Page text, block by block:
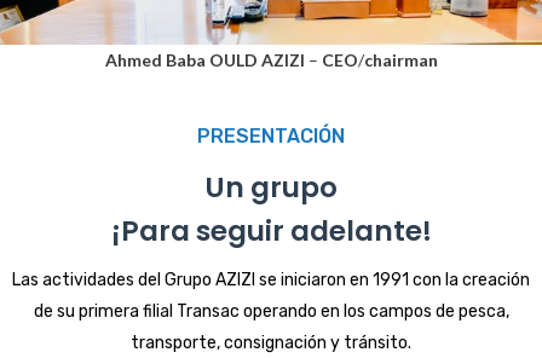
Ahmed Baba OULD AZIZI – CEO/chairman
PRESENTACIÓN
Un grupo
¡Para seguir adelante!
Las actividades del Grupo AZIZI se iniciaron en 1991 con la creación
de su primera filial Transac operando en los campos de pesca,
transporte, consignación y tránsito.